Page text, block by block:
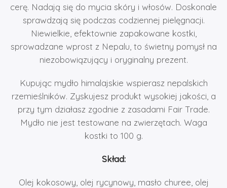
cerę. Nadają się do mycia skóry i włosów. Doskonale
sprawdzają się podczas codziennej pielęgnacji.
Niewielkie, efektownie zapakowane kostki,
sprowadzane wprost z Nepalu, to świetny pomysł na
niezobowiązujący i oryginalny prezent.
Kupując mydło himalajskie wspierasz nepalskich
rzemieślników. Zyskujesz produkt wysokiej jakości, a
przy tym działasz zgodnie z zasadami Fair Trade.
Mydło nie jest testowane na zwierzętach. Waga
kostki to 100 g.
Skład:
Olej kokosowy, olej rycynowy, masło churee, olej